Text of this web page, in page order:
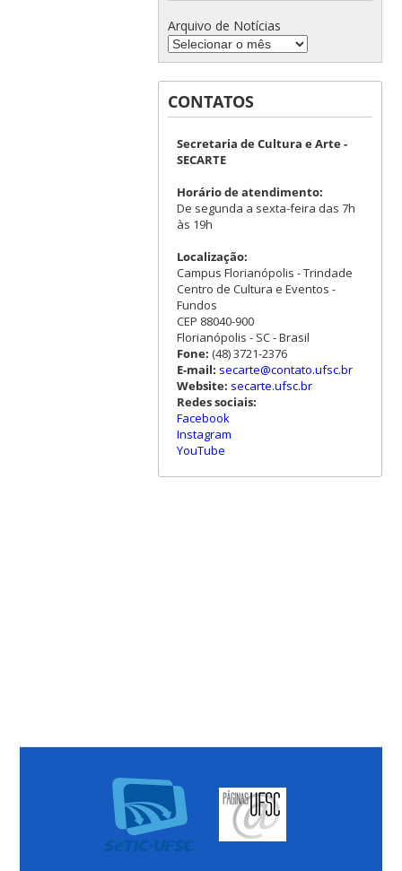
Arquivo de Notícias
CONTATOS
Secretaria de Cultura e Arte -
SECARTE
Horário de atendimento:
De segunda a sexta-feira das 7h
às 19h
Localização:
Campus Florianópolis - Trindade
Centro de Cultura e Eventos -
Fundos
CEP 88040-900
Florianópolis - SC - Brasil
Fone: (48) 3721-2376
E-mail: secarte@contato.ufsc.br
Website: secarte.ufsc.br
Redes sociais:
Facebook
Instagram
YouTube